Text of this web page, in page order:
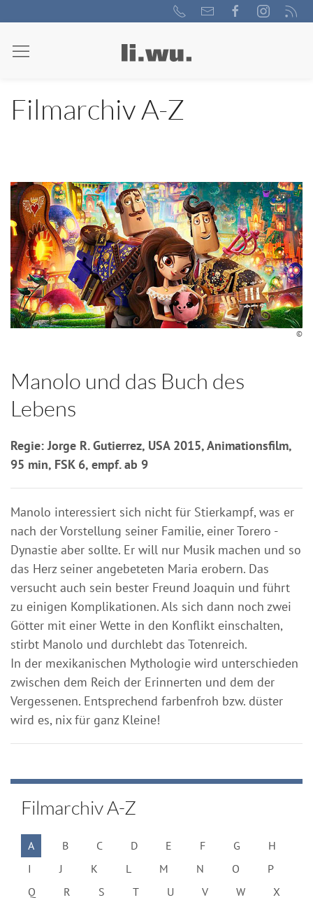
Filmarchiv A-Z
©
Manolo und das Buch des
Lebens
Regie: Jorge R. Gutierrez, USA 2015, Animationsfilm,
95 min, FSK 6, empf. ab 9
Manolo interessiert sich nicht für Stierkampf, was er
nach der Vorstellung seiner Familie, einer Torero -
Dynastie aber sollte. Er will nur Musik machen und so
das Herz seiner angebeteten Maria erobern. Das
versucht auch sein bester Freund Joaquin und führt
zu einigen Komplikationen. Als sich dann noch zwei
Götter mit einer Wette in den Konflikt einschalten,
stirbt Manolo und durchlebt das Totenreich.
In der mexikanischen Mythologie wird unterschieden
zwischen dem Reich der Erinnerten und dem der
Vergessenen. Entsprechend farbenfroh bzw. düster
wird es, nix für ganz Kleine!
Filmarchiv A-Z
A B C D E F G
H
I
J K L M N O
P
Q
R S T U V W
X